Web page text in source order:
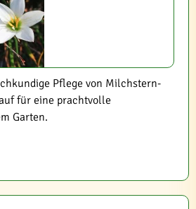
Pflege von Milchstern-
für eine prachtvolle
Garten.